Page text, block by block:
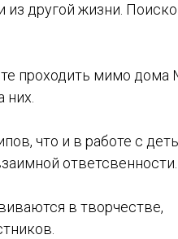
другой жизни.
проходить мимо дома
них.
что и в работе с
ответсвенности.
в творчестве,